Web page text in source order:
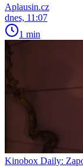
Aplausin.cz
dnes, 11:07
1 min
Kinobox Daily: